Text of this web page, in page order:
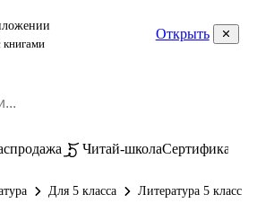
книгами
Открыть
Читай-школаСертификаты
Для 5 класса Литература 5 класс